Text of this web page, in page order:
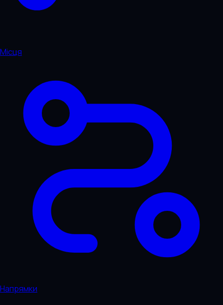
Місця
Напрямки